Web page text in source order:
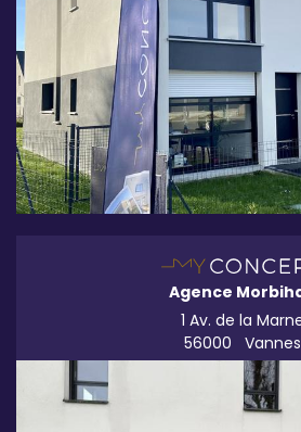
Agence
1 Av. de la
56000
Vannes